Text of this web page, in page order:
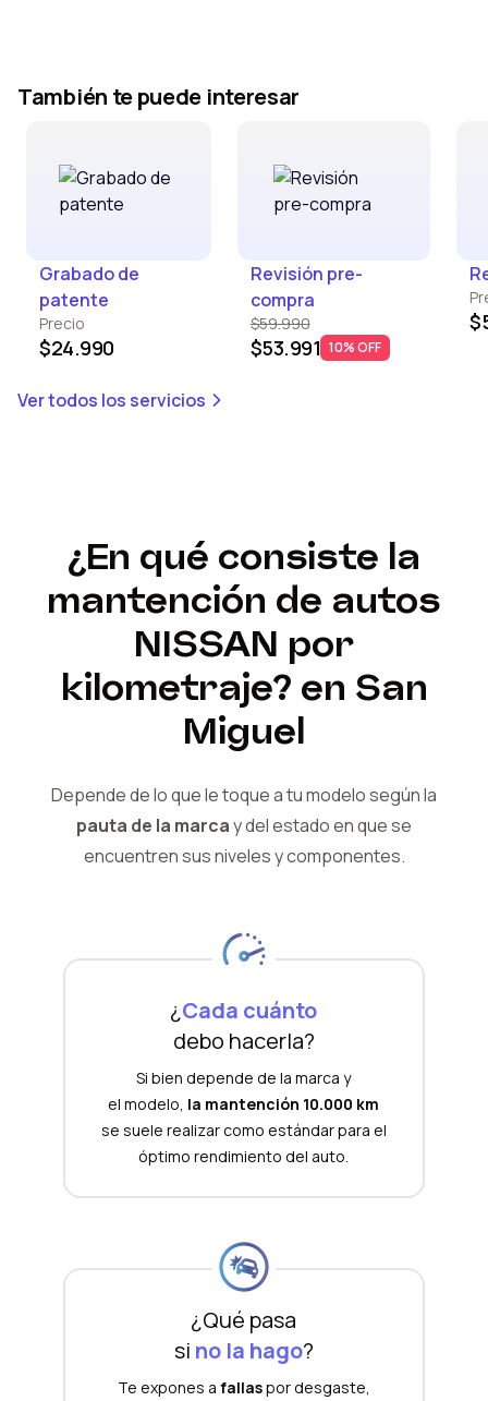
También te puede interesar
Grabado de
patente
Precio
$24.990
Revisión pre-
compra
$59.990
$53.991 10% OFF
Ver todos los servicios
¿En qué consiste la
mantención de autos
NISSAN por
kilometraje? en San
Miguel
Depende de lo que le toque a tu modelo según la
pauta de la marcay delestado en que se
encuentren sus niveles y componentes.
¿Cada cuánto
debo hacerla?
Si bien depende de la marca y
el modelo, la mantención 10.000 km
se suele realizar como estándar para el
óptimo rendimiento del auto.
¿Qué pasa
si no la hago?
Te expones a fallaspor desgaste,